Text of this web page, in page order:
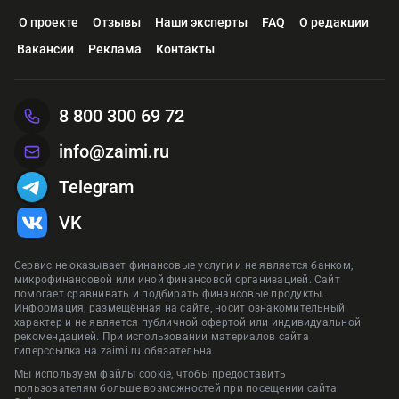
О проекте Отзывы Наши эксперты FAQ
О редакции
Вакансии
Реклама Контакты
Сервис не оказывает финансовые услуги и не является банком,
микрофинансовой или иной финансовой организацией. Сайт
помогает сравнивать и подбирать финансовые продукты.
Информация, размещённая на сайте, носит ознакомительный
характер и не является публичной офертой или индивидуальной
рекомендацией. При использовании материалов сайта
гиперссылка на zaimi.ru обязательна.
Мы используем файлы cookie, чтобы предоставить
пользователям больше возможностей при посещении сайта
8 800 300 69 72
info@zaimi.ru
Telegram
VK